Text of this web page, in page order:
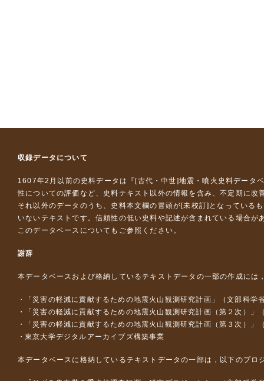
収録データについて
1607年2月以前の史料データは『 [古代・中世]地震・噴火史料データ
性についての評価など、史料テキスト以外の情報を含み、不定期に改
それ以外のデータのうち、史料本文欄の冒頭が[未校訂]となっている
いないテキストです。信頼性の低い史料や記述が含まれている場合が
このデータベースについて もご参照ください。
謝辞
本データベースおよび格納しているテキストデータの一部の作成には
「災害の軽減に貢献するための地震火山観測研究計画」（文部科学
「災害の軽減に貢献するための地震火山観測研究計画（第２次）」
「災害の軽減に貢献するための地震火山観測研究計画（第３次）」
東京大学デジタルアーカイブズ構築事業
本データベースに格納しているテキストデータの一部は，以下のプロ